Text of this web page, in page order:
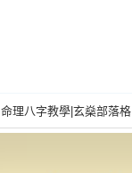
命理八字教學|玄燊部落格